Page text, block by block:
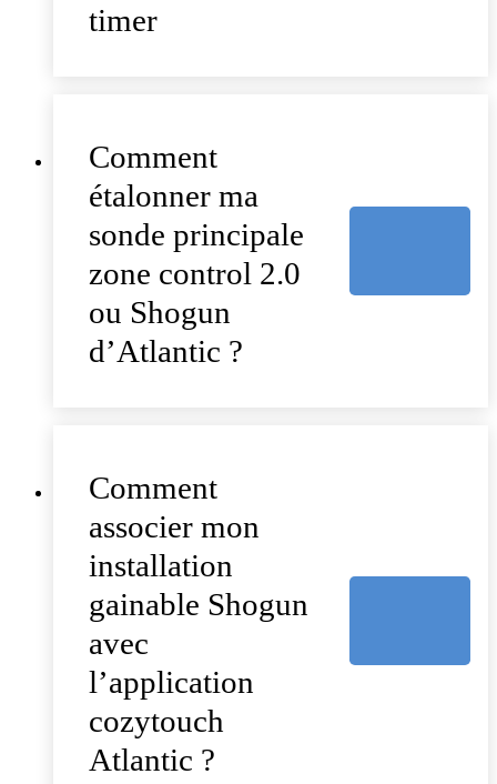
timer
Comment
étalonner ma
sonde principale
zone control 2.0
ou Shogun
d’Atlantic ?
Comment
associer mon
installation
gainable Shogun
avec
l’application
cozytouch
Atlantic ?